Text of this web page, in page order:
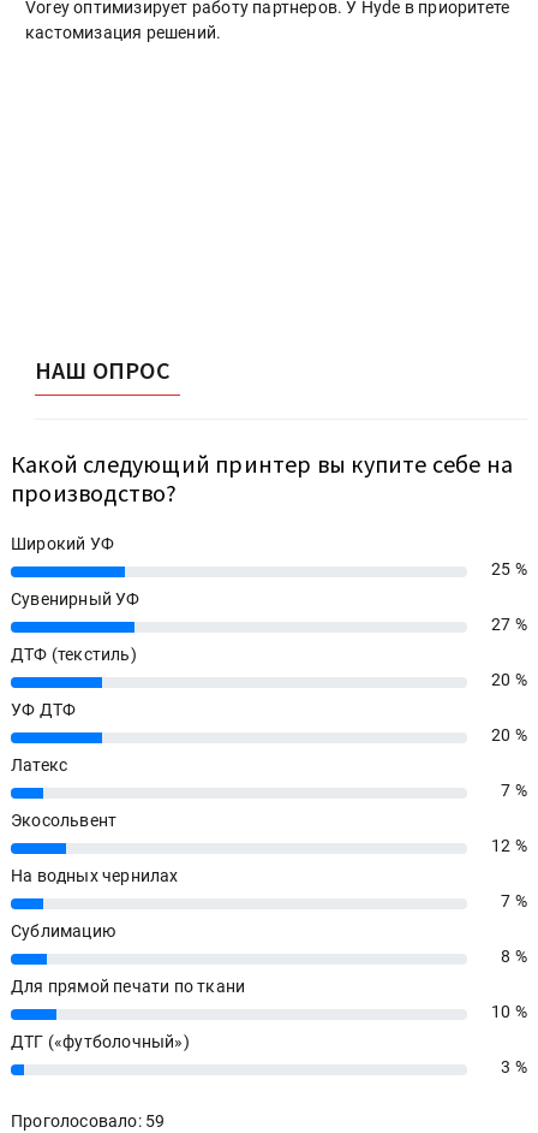
Vorey оптимизирует работу партнеров. У Hyde в приоритете
кастомизация решений.
НАШ ОПРОС
Какой следующий принтер вы купите себе на
производство?
Широкий УФ
25%
25 %
Сувенирный УФ
27%
27 %
ДТФ (текстиль)
20%
20 %
УФ ДТФ
20%
20 %
Латекс
7%
7 %
Экосольвент
12%
12 %
На водных чернилах
7%
7 %
Сублимацию
8%
8 %
Для прямой печати по ткани
10%
10 %
ДТГ («футболочный»)
3% 3 %
Проголосовало: 59